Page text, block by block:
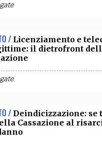
/ Licenziamento e
il dietrofront
/ Deindicizzazione: se
Cassazione al